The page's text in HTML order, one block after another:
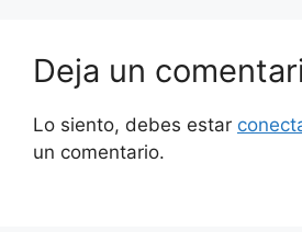
Deja un
Lo siento, debes estar
un comentario.